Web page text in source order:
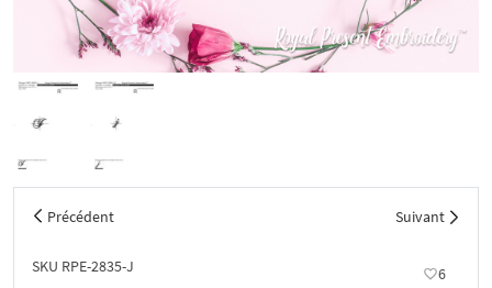
Précédent Suivant
SKU RPE-2835-J 6